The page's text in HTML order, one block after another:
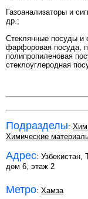
Газоанализаторы и
др.;
Стеклянные посуды и
фарфоровая посуда,
полипропиленовая
стеклоуглеродная
Подразделы:
Химические
Адрес: Узбекистан,
дом 6, этаж 2
Метро: Хамза